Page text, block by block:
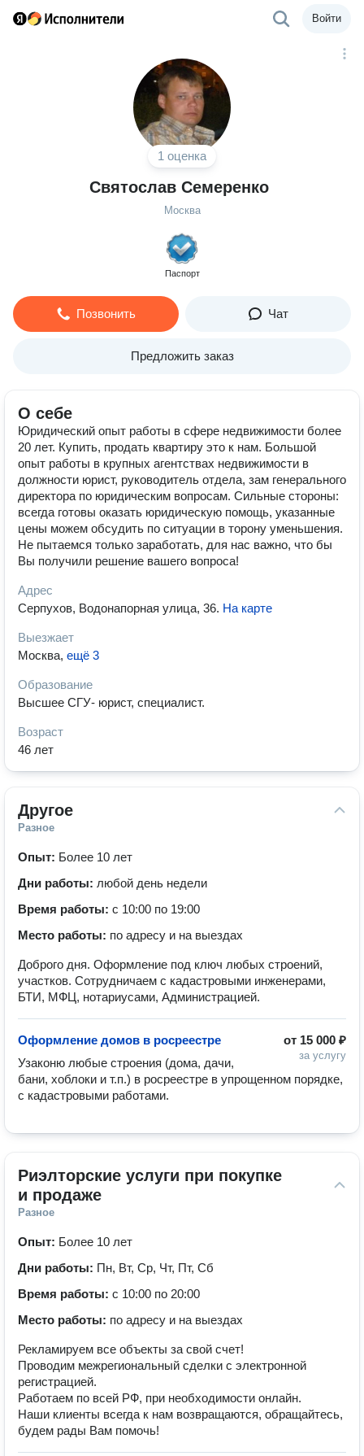
Войти
1 оценка
Святослав Семеренко
Москва
Паспорт
Позвонить Чат
Предложить заказ
О себе
Юридический опыт работы в сфере недвижимости более
20 лет. Купить, продать квартиру это к нам. Большой
опыт работы в крупных агентствах недвижимости в
должности юрист, руководитель отдела, зам генерального
директора по юридическим вопросам. Сильные стороны:
всегда готовы оказать юридическую помощь, указанные
цены можем обсудить по ситуации в торону уменьшения.
Не пытаемся только заработать, для нас важно, что бы
Вы получили решение вашего вопроса!
Адрес
Серпухов, Водонапорная улица, 36. На карте
Выезжает
Москва, ещё 3
Образование
Высшее СГУ- юрист, специалист.
Возраст
46 лет
Другое
Разное
Опыт: Более 10 лет
Дни работы: любой день недели
Время работы: с 10:00 по 19:00
Место работы: по адресу и на выездах
Доброго дня. Оформление под ключ любых строений,
участков. Сотрудничаем с кадастровыми инженерами,
БТИ, МФЦ, нотариусами, Администрацией.
от 15 000 ₽
за услугу
Оформление домов в росреестре
Узаконю любые строения (дома, дачи,
бани, хоблоки и т.п.) в росреестре в упрощенном порядке,
с кадастровыми работами.
Риэлторские услуги при покупке
и продаже
Разное
Опыт: Более 10 лет
Дни работы: Пн, Вт, Ср, Чт, Пт, Сб
Время работы: с 10:00 по 20:00
Место работы: по адресу и на выездах
Рекламируем все объекты за свой счет!
Проводим межрегиональный сделки с электронной
регистрацией.
Работаем по всей РФ, при необходимости онлайн.
Наши клиенты всегда к нам возвращаются, обращайтесь,
будем рады Вам помочь!